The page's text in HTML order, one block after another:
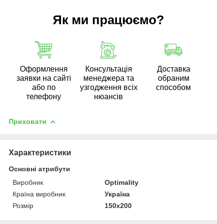
Як ми працюємо?
Оформлення
заявки на сайті
або по
телефону
Консультація
менеджера та
узгодження всіх
нюансів
Доставка
обраним
способом
Приховати
Характеристики
Основні атрибути
Виробник
Optimality
Країна виробник
Україна
Розмір
150x200